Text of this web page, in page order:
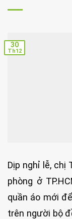
30
Th12
Dịp nghỉ lễ, chị
phòng ở
quần áo mới
trên người bộ